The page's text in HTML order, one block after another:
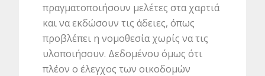
πραγματοποιήσουν μελέτες στα χαρτιά
και να εκδώσουν τις άδειες, όπως
προβλέπει η νομοθεσία χωρίς να τις
υλοποιήσουν. Δεδομένου όμως ότι
πλέον ο έλεγχος των οικοδομών